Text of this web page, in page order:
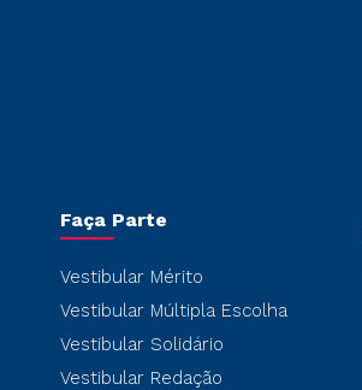
Faça Parte
Vestibular Mérito
Vestibular Múltipla Escolha
Vestibular Solidário
Vestibular Redação